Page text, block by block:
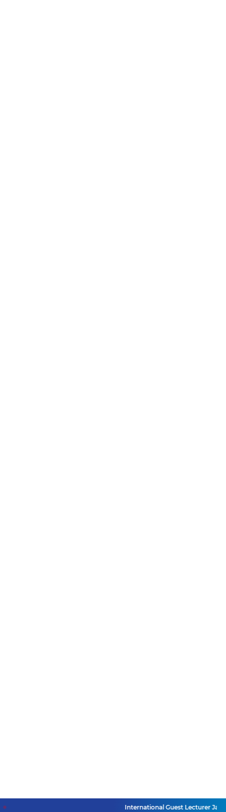
International Guest Lecturer Jadi